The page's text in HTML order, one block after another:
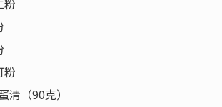
粉
粉
清（90克）